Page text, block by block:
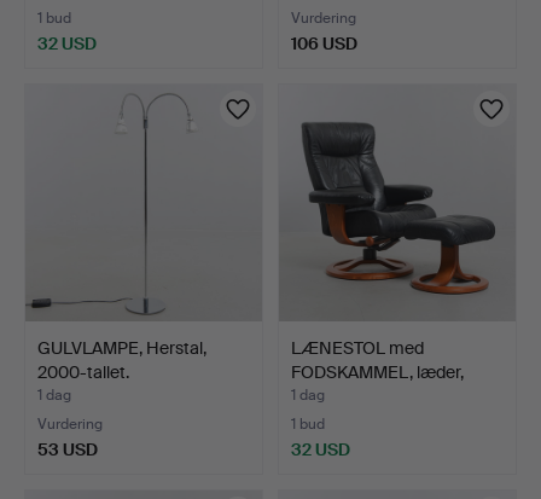
1 bud
32 USD
Vurdering
106 USD
GULVLAMPE, Herstal,
2000-tallet.
1 dag
Vurdering
53 USD
LÆNESTOL med
FODSKAMMEL, læder,
2000-talle…
1 dag
1 bud
32 USD